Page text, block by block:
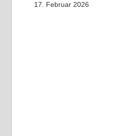
17. Februar 2026